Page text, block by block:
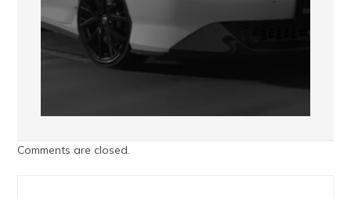
Comments are closed.